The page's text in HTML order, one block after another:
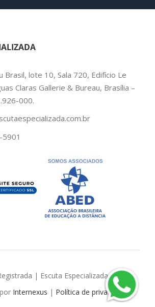
Brasil, lote 10, Sala 720, Edifício Le
Claras Gallerie & Bureau, Brasília –
000.
| Escuta Especializada Brasil |
Internexus | Política de privacidade